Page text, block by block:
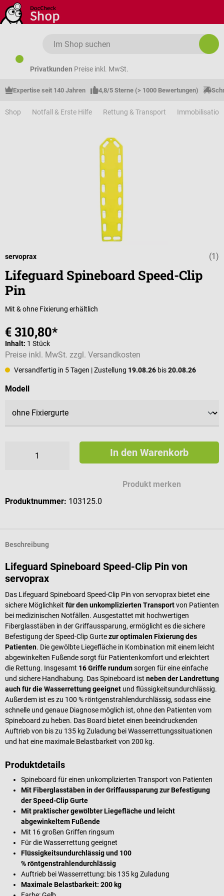
Zum Hauptinhalt springen
Privatkunden Preise inkl. MwSt.
Expertise seit 140 Jahren 4,8/5 Sterne (> 1000 Bewertungen)
Shop Notfall & Erste Hilfe Rettung & Transport Immobilisation
(1)
servoprax
Lifeguard Spineboard Speed-Clip
Pin
Mit & ohne Fixierung erhältlich
€ 310,80*
Inhalt: 1 Stück
Preise inkl. MwSt. zzgl. Versandkosten
Versandfertig in 5 Tagen | Zustellung 19.08.26 bis20.08.26
Modellauswählen
In den Warenkorb
Produkt merken
Produktnummer: 103125.0
Beschreibung
Lifeguard Spineboard Speed-Clip Pin von
servoprax
Das Lifeguard Spineboard Speed-Clip Pin von servoprax bietet eine
sichere Möglichkeit für den unkomplizierten Transportvon Patienten
bei medizinischen Notfällen. Ausgestattet mit hochwertigen
Fiberglasstäben in der Griffaussparung, ermöglicht es die sichere
Befestigung der Speed-Clip Gurtezur optimalen Fixierung des
Patienten. Die gewölbte Liegefläche in Kombination mit einem leicht
abgewinkelten Fußende sorgt für Patientenkomfort und erleichtert
die Rettung. Insgesamt 16 Griffe rundumsorgen für eine einfache
und sichere Handhabung. Das Spineboard ist neben der Landrettung
auch für die Wasserrettung geeignet und flüssigkeitsundurchlässig.
Außerdem ist es zu 100 % röntgenstrahlendurchlässig, sodass eine
schnelle und genaue Diagnose möglich ist, ohne den Patienten vom
Spineboard zu heben. Das Board bietet einen beeindruckenden
Auftrieb von bis zu 135 kg Zuladung bei Wasserrettungssituationen
und hat eine maximale Belastbarkeit von 200 kg.
Produktdetails
Spineboard für einen unkomplizierten Transport von Patienten
Mit Fiberglasstäben in der Griffaussparung zur Befestigung
der Speed-Clip Gurte
Mit praktischer gewölbter Liegefläche und leicht
abgewinkeltem Fußende
Mit 16 großen Griffen ringsum
Für die Wasserrettung geeignet
Flüssigkeitsundurchlässig und 100
% röntgenstrahlendurchlässig
Auftrieb bei Wasserrettung: bis 135 kg Zuladung
Maximale Belastbarkeit: 200 kg